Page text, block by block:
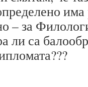
– за
ли са